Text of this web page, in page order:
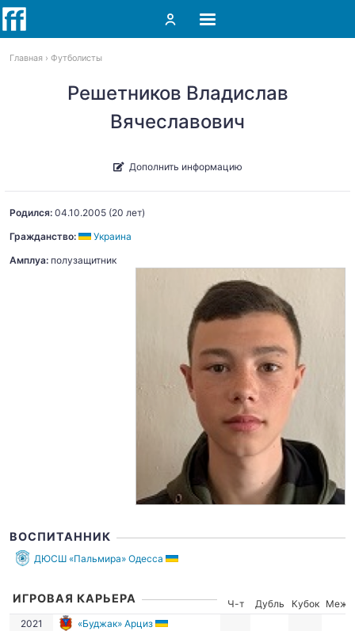
Главная Футболисты
Решетников Владислав
Вячеславович
Дополнить информацию
Родился: 04.10.2005 (20 лет)
Гражданство:
Украина
Амплуа: полузащитник
ВОСПИТАННИК
ДЮСШ «Пальмира» Одесса
ИГРОВАЯ КАРЬЕРА Ч-т Дубль Кубок
Межд.
2021
«Буджак» Арциз